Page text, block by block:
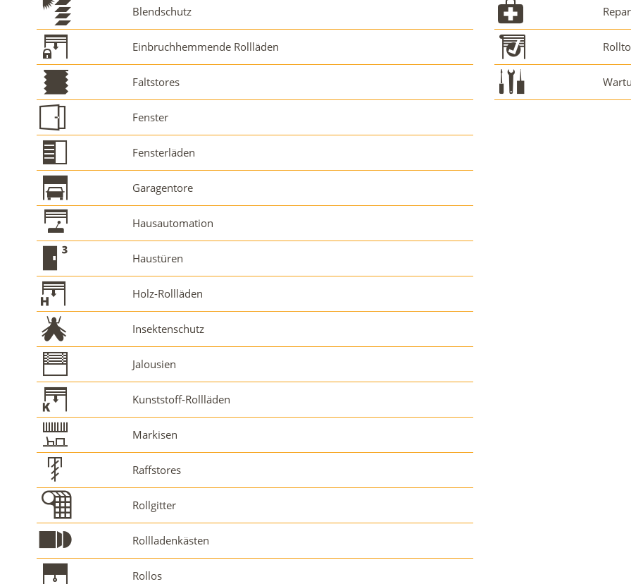
Blendschutz
Einbruchhemmende Rollläden
Faltstores
Fenster
Fensterläden
Garagentore
Hausautomation
Haustüren
Holz-Rollläden
Insektenschutz
Jalousien
Kunststoff-Rollläden
Markisen
Raffstores
Rollgitter
Rollladenkästen
Rollos